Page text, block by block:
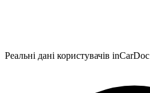
Реальні дані користувачів inCarDoc